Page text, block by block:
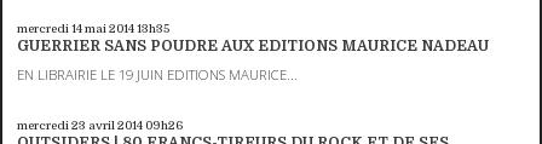
mercredi 14mai 201413h35
GUERRIER SANS POUDRE AUX EDITIONS MAURICE NADEAU
EN LIBRAIRIE LE 19 JUIN EDITIONS MAURICE...
mercredi 23 avril 2014 09h26